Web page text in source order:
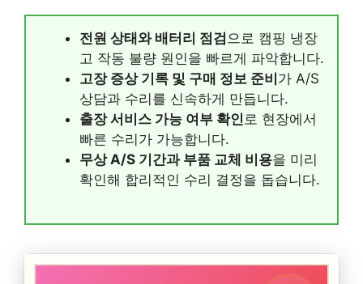
전원 상태와 배터리 점검 으로 캠핑 냉장
고 작동 불량 원인을 빠르게 파악합니다.
고장 증상 기록 및 구매 정보 준비 가 A/S
상담과 수리를 신속하게 만듭니다.
출장 서비스 가능 여부 확인로 현장에서
빠른 수리가 가능합니다.
무상 A/S 기간과 부품 교체 비용을 미리
확인해 합리적인 수리 결정을 돕습니다.